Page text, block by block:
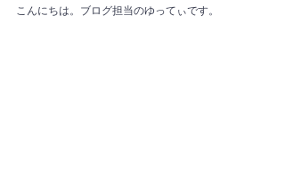
こんにちは。ブログ担当のゆってぃです。